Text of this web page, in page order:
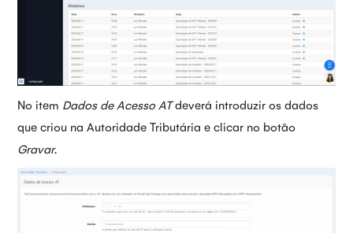
No item Dados de Acesso ATdeverá introduzir os dados
que criou na Autoridade Tributária e clicar no botão
Gravar.